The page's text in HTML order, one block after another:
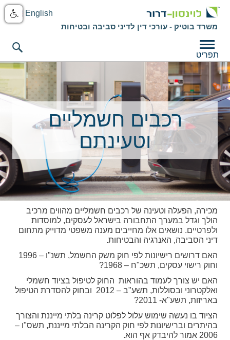
English
משרד בוטיק - עורכי דין לדיני סביבה ובטיחות
תפריט
רכבים חשמליים
וטעינתם
מכירה, הפעלה וטעינה של רכבים חשמליים מהווים מרכיב
הולך וגדל במערך התחבורה בישראל לעסקים, למוסדות
ולפרטיים. נושאים אלו מחייבים מענה משפטי מדוייק מתחום
דיני הסביבה, האנרגיה והבטיחות.
האם דרושים רישיונות לפי חוק משק החשמל, תשנ"ו – 1996
וחוק רישוי עסקים, תשכ"ח – 1968?
האם יש צורך לעמוד בהוראות החוק לטיפול בציוד חשמלי
ואלקטרוני ובסוללות, תשע"ב – 2012 ובחוק להסדרת הטיפול
באריזות, תשע"א- 2011?
הציוד בו נעשה שימוש עלול לפלוט קרינה בלתי מייננת והצורך
בהיתרים וברישיונות לפי חוק הקרינה הבלתי מייננת, תשס"ו –
2006 אמור להיבדק אף הוא.